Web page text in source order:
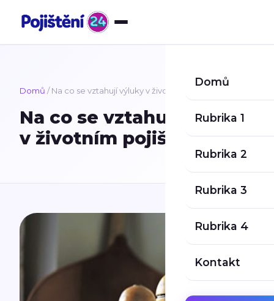
Domů
Rubrika 1
Rubrika 2
Rubrika 3
Rubrika 4
Kontakt
Domů / Na co se vztahují výluky v životním pojištění
Na co se vztahují výluky
v životním pojištění